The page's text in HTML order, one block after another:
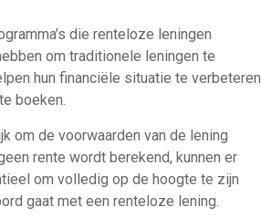
die renteloze leningen
om traditionele leningen te
hun financiële situatie te verbeteren
boeken.
om de voorwaarden van de lening
rente wordt berekend, kunnen er
om volledig op de hoogte te zijn
gaat met een renteloze lening.